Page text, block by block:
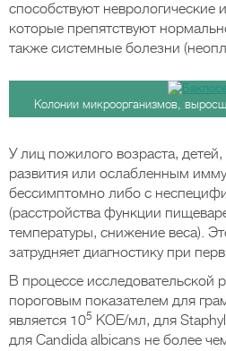
способствуют неврологические
которые препятствуют
также системные болезни
Колонии микроорганизмов,
У лиц пожилого возраста,
развития или ослабленным
бессимптомно либо с
(расстройства функции
температуры, снижение веса).
затрудняет диагностику при
В процессе исследовательской
пороговым показателем для
является 105 КОЕ/мл, для
для Candida albicans не более